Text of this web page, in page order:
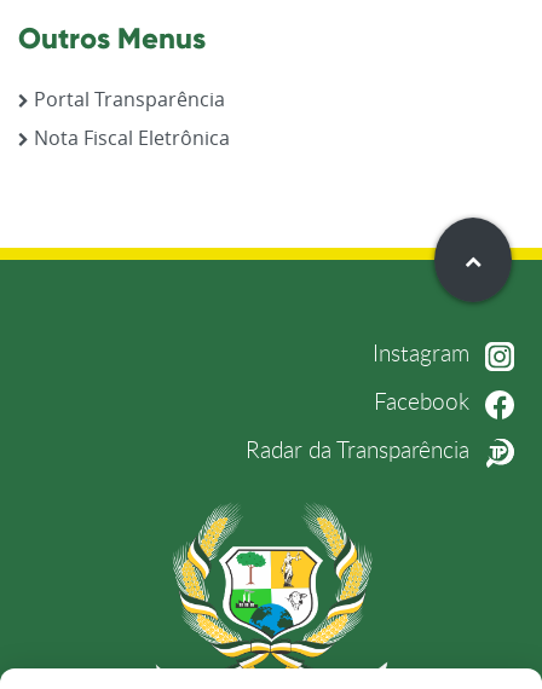
Outros Menus
Portal Transparência
Nota Fiscal Eletrônica
Instagram
Facebook
Radar da Transparência